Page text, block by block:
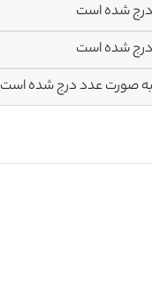
درج شده است
درج شده است
به صورت عدد درج شده است